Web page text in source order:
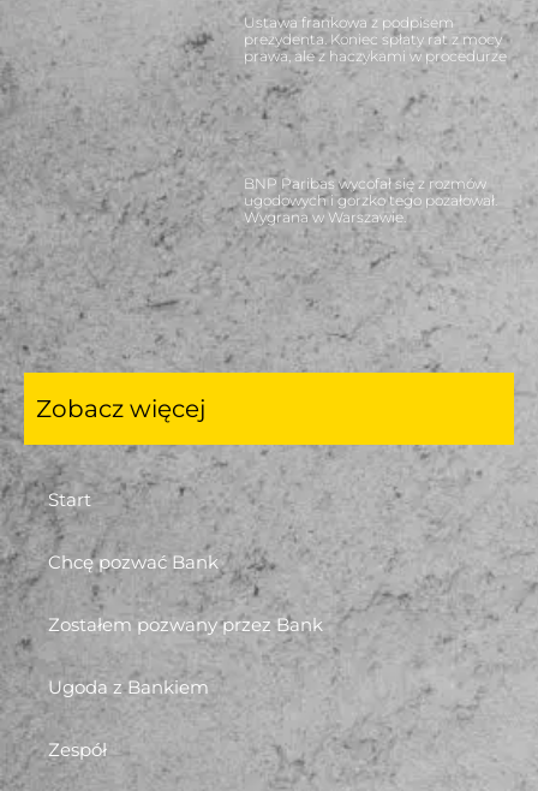
Ustawa frankowa z podpisem
prezydenta. Koniec spłaty rat z mocy
prawa, ale z haczykami w procedurze
BNP Paribas wycofał się z rozmów
ugodowych i gorzko tego pożałował.
Wygrana w Warszawie.
Zobacz więcej
Start
Chcę pozwać Bank
Zostałem pozwany przez Bank
Ugoda z Bankiem
Zespół